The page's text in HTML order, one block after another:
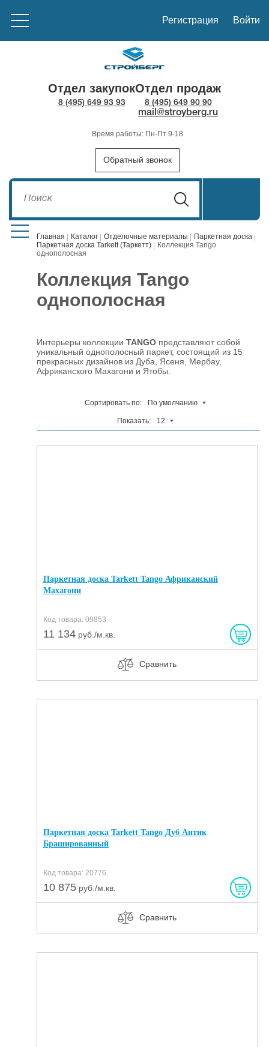
Регистрация Войти
Отдел закупок
8 (495) 649 93 93
Отдел продаж
8 (495) 649 90 90
mail@stroyberg.ru
Время работы: Пн-Пт 9-18
Обратный звонок
Стройматериалы
Отделочные
материалы
Сантехника,
отопление и
водоснабжение
1300
оборудование
Главная Каталог Отделочные материалы
Паркетная доска
Паркетная доска Tarkett (Таркетт)
Коллекция Tango
однополосная
Коллекция Tango
однополосная
Интерьеры коллекции TANGO представляют собой
уникальный однополосный паркет, состоящий из 15
прекрасных дизайнов из Дуба, Ясеня, Мербау,
Африканского Махагони и Ятобы.
Сортировать по: По умолчанию
Показать: 12
Паркетная доска Tarkett Tango Африканский
Махагони
Код товара: 09853
11 134 руб./м.кв.
Сравнить
Паркетная доска Tarkett Tango Дуб Антик
Брашированный
Код товара: 20776
10 875 руб./м.кв.
Сравнить